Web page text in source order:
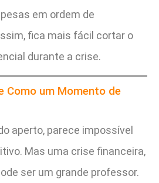
em ordem de
fica mais fácil cortar o
durante a crise.
Como um Momento de
aperto, parece impossível
Mas uma crise financeira,
ser um grande professor.